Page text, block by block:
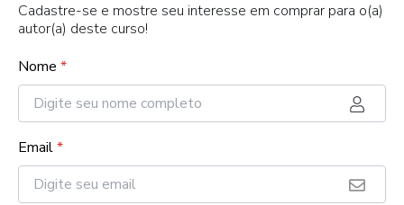
Cadastre-se e mostre seu interesse em comprar para o(a)
autor(a) deste curso!
Nome *
Email*